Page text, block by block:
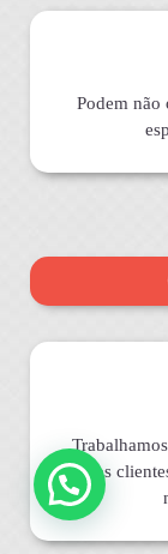
Podem não
nossos